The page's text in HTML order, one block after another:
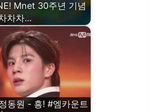
Mnet 30주년 기념
차차…
동원 - 흥! #엠카운트